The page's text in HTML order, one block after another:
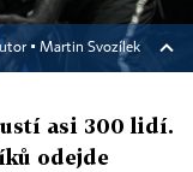
▪ Martin Svozílek
asi 300 lidí.
odejde